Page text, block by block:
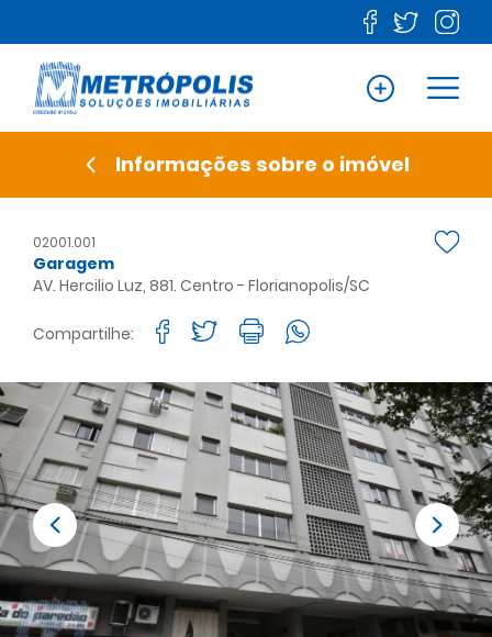
Informações sobre o imóvel
02001.001
Garagem
AV. Hercilio Luz, 881. Centro - Florianopolis/SC
Compartilhe: